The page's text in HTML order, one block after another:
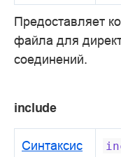
Предоставляет
файла для
соединений.
include
Синтаксис